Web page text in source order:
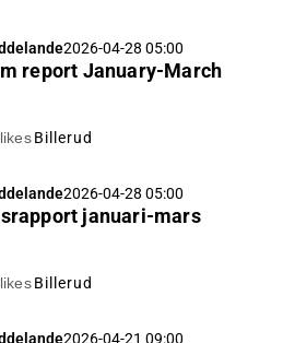
2026-04-28 05:00
report January-March
Billerud
2026-04-28 05:00
januari-mars
Billerud
2026-04-21 09:00